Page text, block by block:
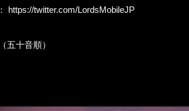
https://twitter.com/LordsMobileJP
五十音順）